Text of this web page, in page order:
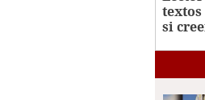
textos
si